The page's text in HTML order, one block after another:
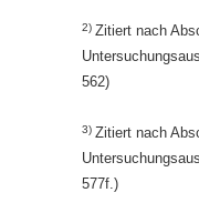
2) Zitiert nach
562)
3) Zitiert nach
577f.)